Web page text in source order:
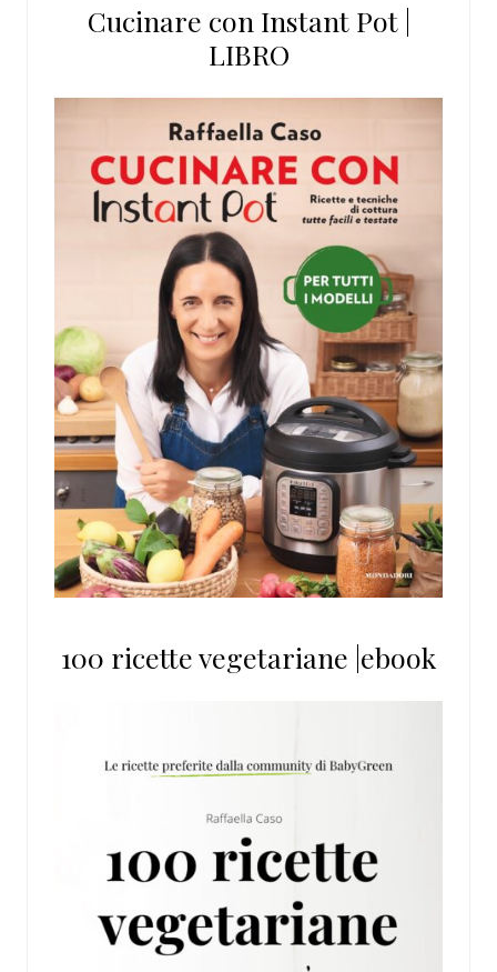
Cucinare con Instant Pot |
LIBRO
100 ricette vegetariane |ebook